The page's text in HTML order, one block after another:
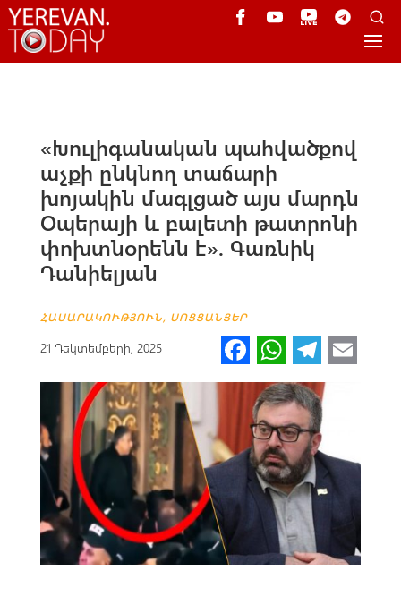
«Խուլիգանական պահվածքով
աչքի ընկնող տաճարի
խոյակին մագլցած այս մարդն
Օպերայի և բալետի թատրոնի
փոխտնօրենն է». Գառնիկ
Դանիելյան
ՀԱՍԱՐԱԿՈՒԹՅՈՒՆ, ՍՈՑՑԱՆՑԵՐ
21 Դեկտեմբերի, 2025 Fa
ce
b
o
o
k
W
h
at
s
A
p
p
Te
le
gr
a
m